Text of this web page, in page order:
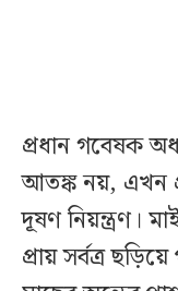
প্রধান গবেষক
আতঙ্ক নয়, এখন
দূষণ নিয়ন্ত্রণ।
প্রায় সর্বত্র